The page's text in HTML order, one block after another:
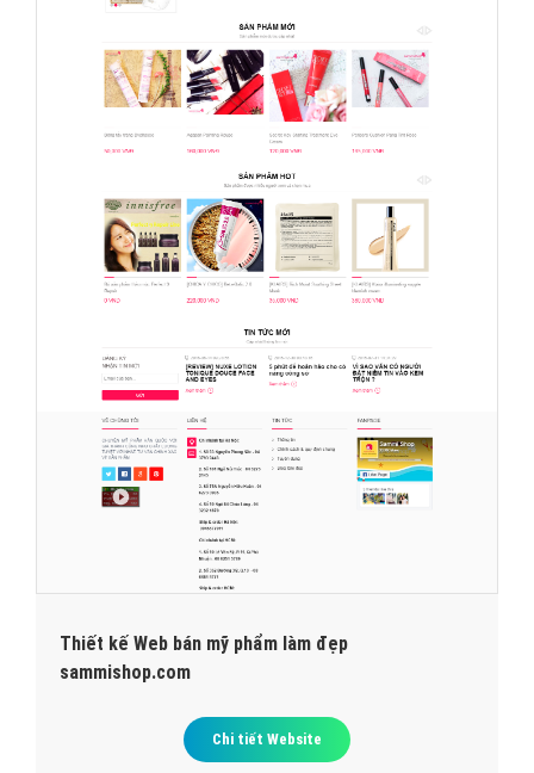
Thiết kế Web bán mỹ phẩm làm đẹp
sammishop.com
Chi tiết Website